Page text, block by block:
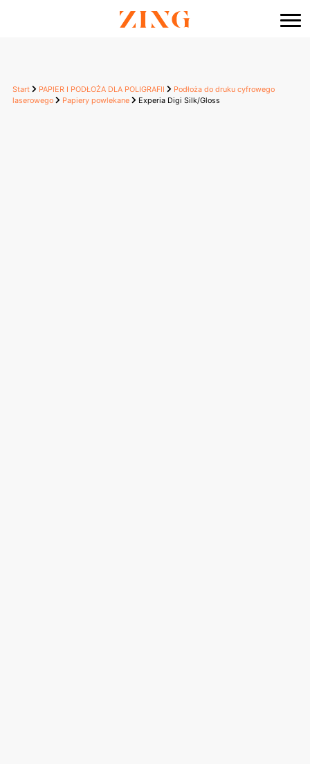
Start PAPIER I PODŁOŻA DLA POLIGRAFII
Podłoża do druku cyfrowego
laserowego
Papiery powlekane Experia Digi Silk/Gloss